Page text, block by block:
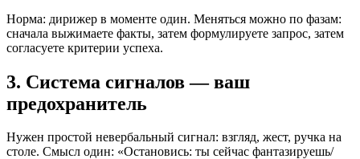
Норма: дирижер в моменте один. Меняться можно по фазам:
сначала выжимаете факты, затем формулируете запрос, затем
согласуете критерии успеха.
3. Система сигналов — ваш
предохранитель
Нужен простой невербальный сигнал: взгляд, жест, ручка на
столе. Смысл один: «Остановись: ты сейчас фантазируешь/